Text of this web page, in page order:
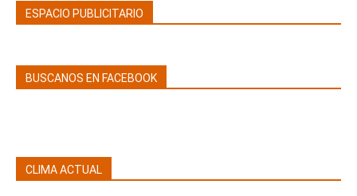
ESPACIO PUBLICITARIO
BUSCANOS EN FACEBOOK
CLIMA ACTUAL